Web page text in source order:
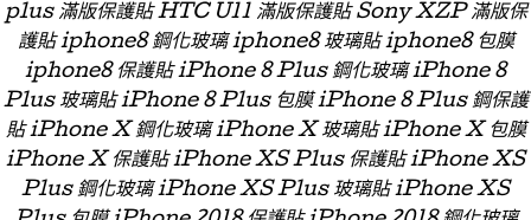
plus 滿版保護貼 HTC U11 滿版保護貼 Sony XZP 滿版保
護貼 iphone8 鋼化玻璃 iphone8 玻璃貼 iphone8 包膜
iphone8 保護貼 iPhone 8 Plus 鋼化玻璃 iPhone 8
Plus 玻璃貼 iPhone 8 Plus 包膜 iPhone 8 Plus 鋼保護
貼 iPhone X 鋼化玻璃 iPhone X 玻璃貼 iPhone X 包膜
iPhone X 保護貼 iPhone XS Plus 保護貼 iPhone XS
Plus 鋼化玻璃 iPhone XS Plus 玻璃貼 iPhone XS